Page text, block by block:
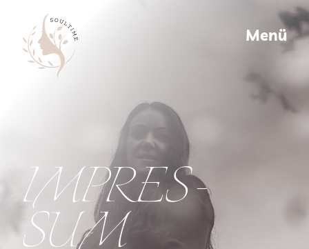
Menü
Menü
IMPRES­
SUM